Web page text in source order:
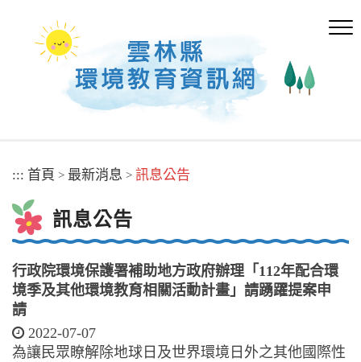
::: 首頁 > 最新消息 > 訊息公告
訊息公告
行政院環境保護署補助地方政府辦理「112年配合環
境季及其他環境教育相關活動計畫」請踴躍提案申
請
2022-07-07
為讓民眾瞭解除地球日及世界環境日外之其他國際性